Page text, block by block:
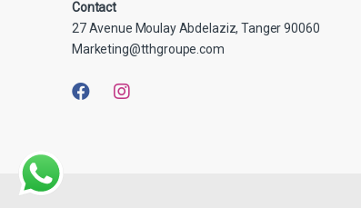
Contact
27 Avenue Moulay Abdelaziz, Tanger 90060
Marketing@tthgroupe.com